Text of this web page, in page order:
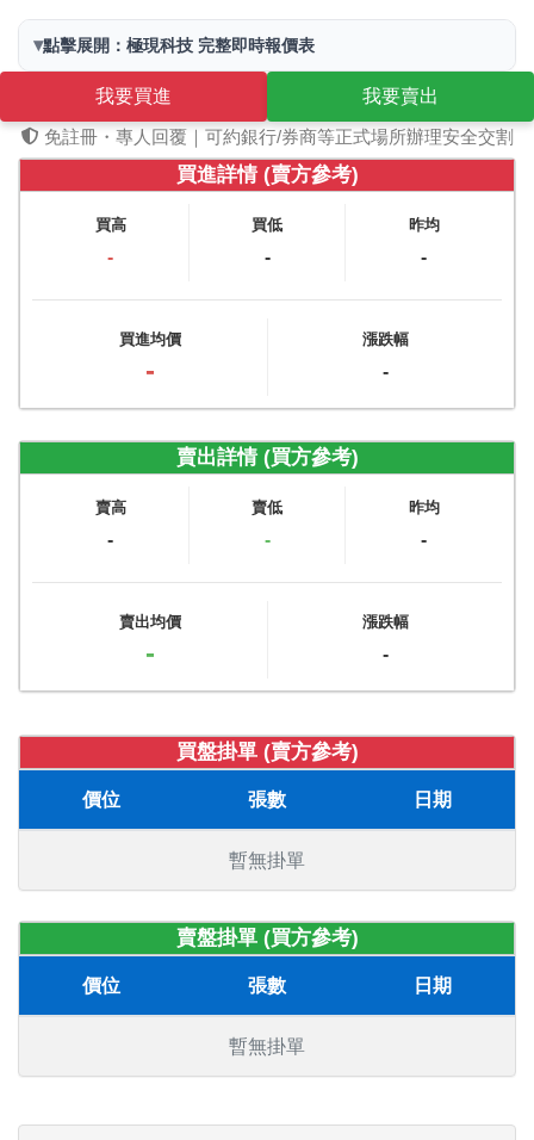
▾點擊展開：極現科技 完整即時報價表
我要買進
我要賣出
免註冊・專人回覆｜可約銀行/券商等正式場所辦理安全交割
買進詳情 (賣方參考)
買高
-
買低
-
昨均
-
買進均價
-
漲跌幅
-
賣出詳情 (買方參考)
賣高
-
賣低
-
昨均
-
賣出均價
-
漲跌幅
-
買盤掛單 (賣方參考)
價位 張數 日期
暫無掛單
賣盤掛單 (買方參考)
價位 張數 日期
暫無掛單